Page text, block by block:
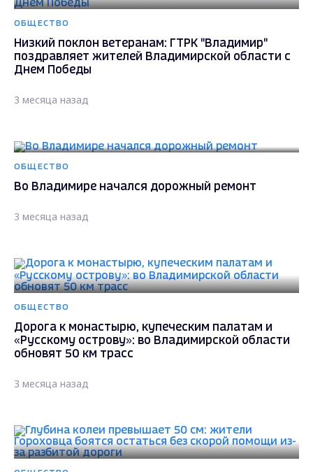
ОБЩЕСТВО
Низкий поклон ветеранам: ГТРК "Владимир"
поздравляет жителей Владимирской области с
Днем Победы
3 месяца назад
ОБЩЕСТВО
Во Владимире начался дорожный ремонт
3 месяца назад
ОБЩЕСТВО
Дорога к монастырю, купеческим палатам и
«Русскому острову»: во Владимирской области
обновят 50 км трасс
3 месяца назад